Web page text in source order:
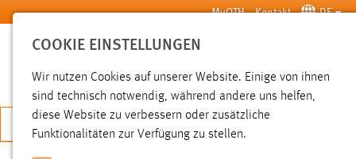
Zum Hauptinhalt springen MyOTH Kontakt DE
SUCHE
JETZT BEWERBEN
COOKIE EINSTELLUNGEN
Wir nutzen Cookies auf unserer Website. Einige von ihnen
sind technisch notwendig, während andere uns helfen,
diese Website zu verbessern oder zusätzliche
Funktionalitäten zur Verfügung zu stellen.